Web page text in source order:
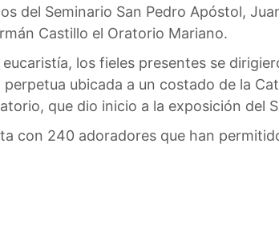
del Seminario San Pedro Apóstol,
Castillo el Oratorio Mariano.
eucaristía, los fieles presentes se
perpetua ubicada a un costado de la
que dio inicio a la exposición del
con 240 adoradores que han